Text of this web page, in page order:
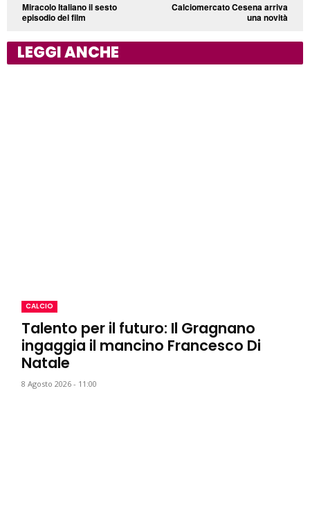
Miracolo Italiano il sesto
episodio del film
Calciomercato Cesena arriva
una novità
LEGGI ANCHE
CALCIO
Talento per il futuro: Il Gragnano
ingaggia il mancino Francesco Di
Natale
8 Agosto 2026 - 11:00